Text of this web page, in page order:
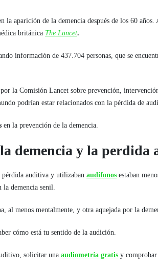
la aparición de la demencia después de los 60
británica The Lancet.
información de 437.704 personas, que se
la Comisión Lancet sobre prevención,
podrían estar relacionados con la pérdida de
en la prevención de la demencia.
demencia y la perdida
pérdida auditiva y utilizaban audífonos estaban
la demencia senil.
al menos mentalmente, y otra aquejada por la
cómo está tu sentido de la audición.
solicitar una audiometría gratis y